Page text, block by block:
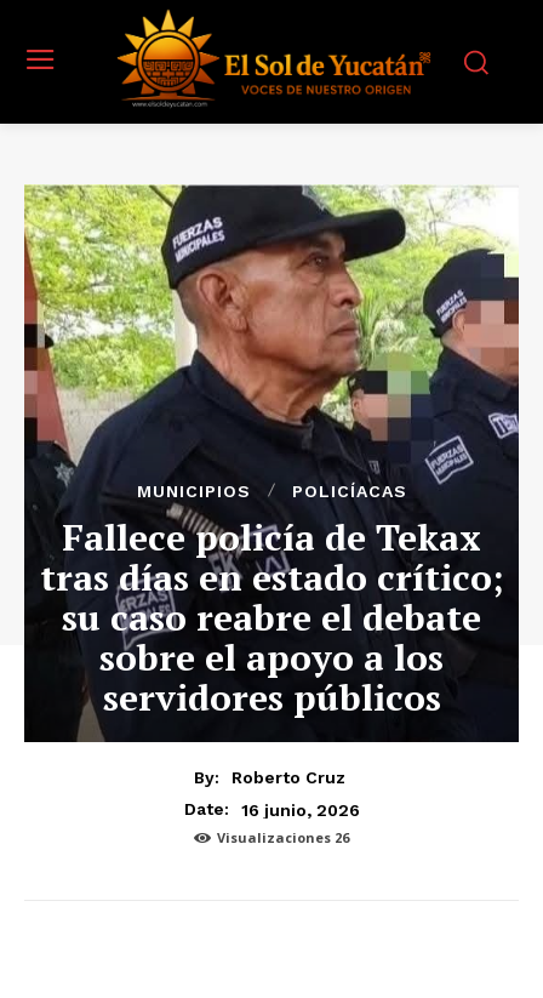
MUNICIPIOS POLICÍACAS
Fallece policía de Tekax
tras días en estado crítico;
su caso reabre el debate
sobre el apoyo a los
servidores públicos
By:
Roberto Cruz
Date:
16 junio, 2026
Visualizaciones 26